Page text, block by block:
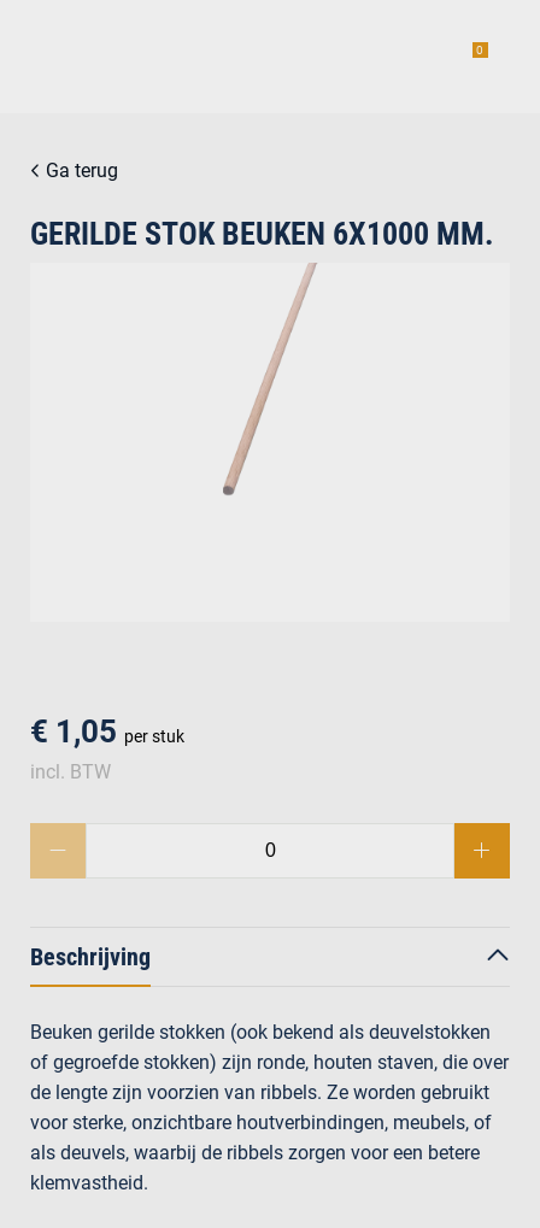
0
Ga terug
€ 1,05 per stuk
incl. BTW
GERILDE STOK BEUKEN 6X1000 MM.
Beschrijving
Beuken gerilde stokken (ook bekend als deuvelstokken
of gegroefde stokken) zijn ronde, houten staven, die over
de lengte zijn voorzien van ribbels. Ze worden gebruikt
voor sterke, onzichtbare houtverbindingen, meubels, of
als deuvels, waarbij de ribbels zorgen voor een betere
klemvastheid.